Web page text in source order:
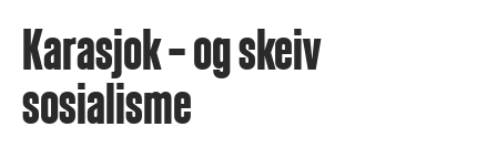
Karasjok – og skeiv
sosialisme